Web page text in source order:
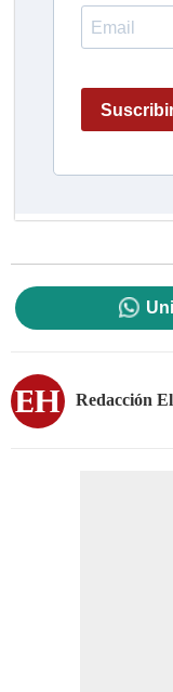
Redacción